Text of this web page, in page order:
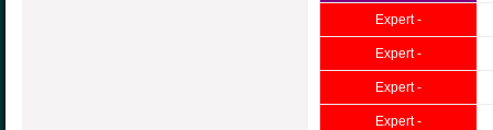
Expert -
Expert -
Expert -
Expert -